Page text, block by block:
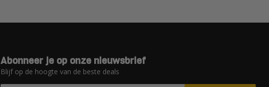
Abonneer je op onze nieuwsbrief
Blijf op de hoogte van de beste deals